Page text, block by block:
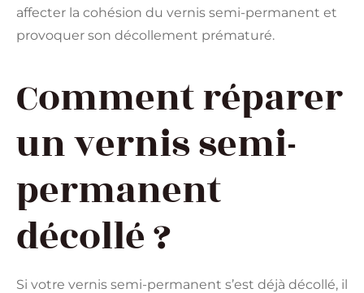
affecter la cohésion du vernis semi-permanent et
provoquer son décollement prématuré.
Comment réparer
un vernis semi-
permanent
décollé ?
Si votre vernis semi-permanent s’est déjà décollé, il